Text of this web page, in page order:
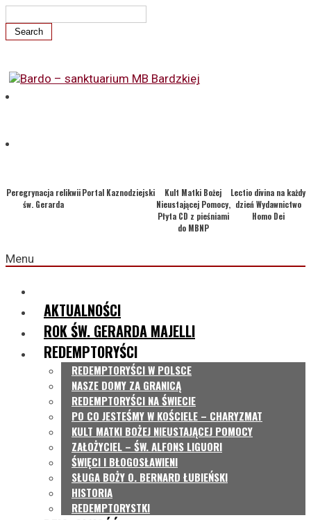
Lectio divina na każdy
dzień Wydawnictwo
Homo Dei
Kult Matki Bożej
Nieustającej Pomocy,
Płyta CD z pieśniami
do MBNP
Portal Kaznodziejski
Peregrynacja relikwii
św. Gerarda
Menu
AKTUALNOŚCI
ROK ŚW. GERARDA MAJELLI
REDEMPTORYŚCI
REDEMPTORYŚCI W POLSCE
NASZE DOMY ZA GRANICĄ
REDEMPTORYŚCI NA ŚWIECIE
PO CO JESTEŚMY W KOŚCIELE – CHARYZMAT
KULT MATKI BOŻEJ NIEUSTAJĄCEJ POMOCY
ZAŁOŻYCIEL – ŚW. ALFONS LIGUORI
ŚWIĘCI I BŁOGOSŁAWIENI
SŁUGA BOŻY O. BERNARD ŁUBIEŃSKI
HISTORIA
REDEMPTORYSTKI